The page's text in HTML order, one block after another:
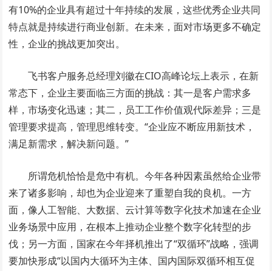
有10%的企业具有超过十年持续的发展，这些优秀企业共同
特点就是持续进行商业创新。在未来，面对市场更多不确定
性，企业的挑战更加突出。
飞书客户服务总经理刘徽在CIO高峰论坛上表示，在新
常态下，企业主要面临三方面的挑战：其一是客户需求多
样，市场变化迅速；其二，员工工作价值观代际差异；三是
管理要求提高，管理思维转变。“企业应不断应用新技术，
满足新需求，解决新问题。”
所谓危机恰恰是危中有机。今年各种因素虽然给企业带
来了诸多影响，却也为企业迎来了重塑自我的良机。一方
面，像人工智能、大数据、云计算等数字化技术加速在企业
业务场景中应用，在根本上推动企业整个数字化转型的步
伐；另一方面，国家在今年择机推出了“双循环”战略，强调
要加快形成“以国内大循环为主体、国内国际双循环相互促